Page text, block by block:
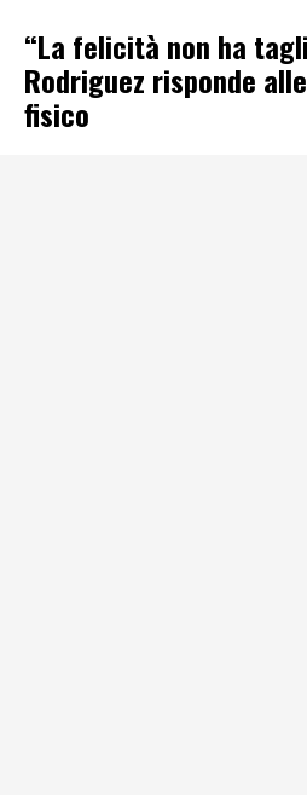
“La felicità non ha
Rodriguez risponde
fisico